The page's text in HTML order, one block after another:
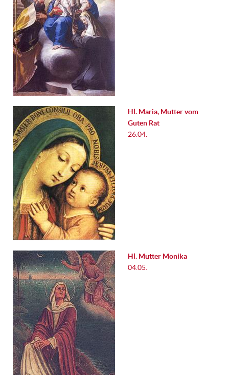
Hl. Maria, Mutter vom
Guten Rat
26.04.
Hl. Mutter Monika
04.05.